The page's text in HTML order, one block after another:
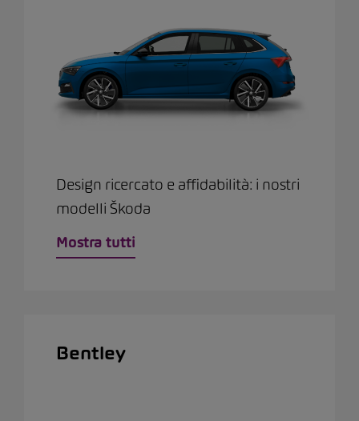
Design ricercato e affidabilità: i nostri
modelli Škoda
Mostra tutti
Bentley